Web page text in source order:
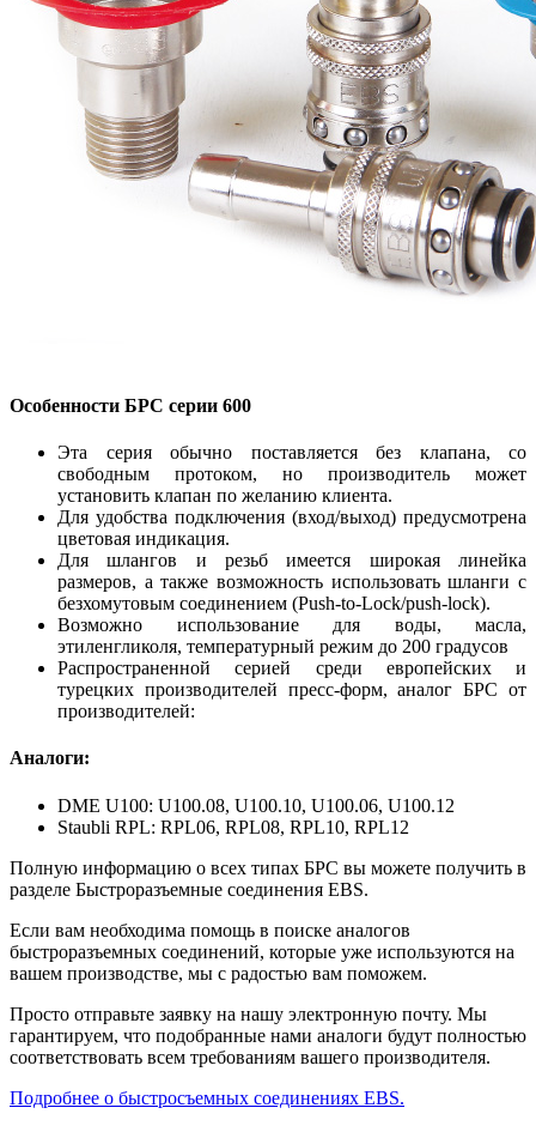
Особенности БРС серии 600
Эта серия обычно поставляется без клапана, со
свободным протоком, но производитель может
установить клапан по желанию клиента.
Для удобства подключения (вход/выход) предусмотрена
цветовая индикация.
Для шлангов и резьб имеется широкая линейка
размеров, а также возможность использовать шланги с
безхомутовым соединением (Push-to-Lock/push-lock).
Возможно использование для воды, масла,
этиленгликоля, температурный режим до 200 градусов
Распространенной серией среди европейских и
турецких производителей пресс-форм, аналог БРС от
производителей:
Аналоги:
DME U100: U100.08, U100.10, U100.06, U100.12
Staubli RPL: RPL06, RPL08, RPL10, RPL12
Полную информацию о всех типах БРС вы можете получить в
разделе Быстроразъемные соединения EBS.
Если вам необходима помощь в поиске аналогов
быстроразъемных соединений, которые уже используются на
вашем производстве, мы с радостью вам поможем.
Просто отправьте заявку на нашу электронную почту. Мы
гарантируем, что подобранные нами аналоги будут полностью
соответствовать всем требованиям вашего производителя.
Подробнее о быстросъемных соединениях EBS.